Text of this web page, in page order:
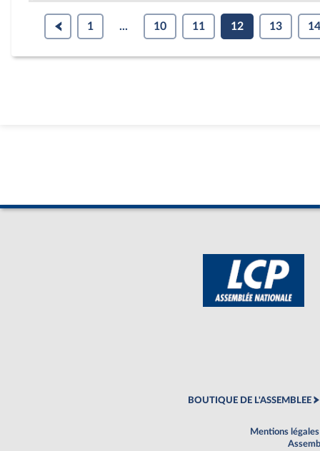
1 ... 10 11 12 13 14
BOUTIQUE DE L'ASSEMBLEE
Mentions légales